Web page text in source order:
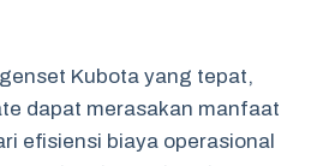
Kubota yang tepat,
dapat merasakan manfaat
efisiensi biaya operasional